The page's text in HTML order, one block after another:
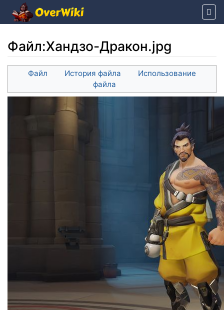
Файл:Хандзо-Дракон.jpg
Перейти к: навигация, поиск
Файл История файла
Использование
файла